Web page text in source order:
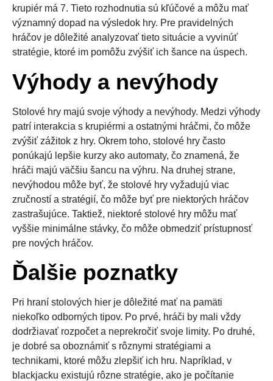
krupiér má 7. Tieto rozhodnutia sú kľúčové a môžu mať
významný dopad na výsledok hry. Pre pravidelných
hráčov je dôležité analyzovať tieto situácie a vyvinúť
stratégie, ktoré im pomôžu zvýšiť ich šance na úspech.
Výhody a nevýhody
Stolové hry majú svoje výhody a nevýhody. Medzi výhody
patrí interakcia s krupiérmi a ostatnými hráčmi, čo môže
zvýšiť zážitok z hry. Okrem toho, stolové hry často
ponúkajú lepšie kurzy ako automaty, čo znamená, že
hráči majú väčšiu šancu na výhru. Na druhej strane,
nevýhodou môže byť, že stolové hry vyžadujú viac
zručností a stratégií, čo môže byť pre niektorých hráčov
zastrašujúce. Taktiež, niektoré stolové hry môžu mať
vyššie minimálne stávky, čo môže obmedziť prístupnosť
pre nových hráčov.
Ďalšie poznatky
Pri hraní stolových hier je dôležité mať na pamäti
niekoľko odborných tipov. Po prvé, hráči by mali vždy
dodržiavať rozpočet a neprekročiť svoje limity. Po druhé,
je dobré sa oboznámiť s rôznymi stratégiami a
technikami, ktoré môžu zlepšiť ich hru. Napríklad, v
blackjacku existujú rôzne stratégie, ako je počítanie